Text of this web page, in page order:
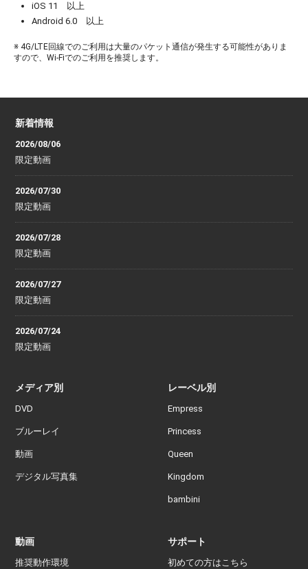
iOS 11 以上
Android 6.0 以上
※ 4G/LTE回線でのご利用は大量のパケット通信が発生する可能性がありま
すので、Wi-Fiでのご利用を推奨します。
新着情報
2026/08/06
限定動画
2026/07/30
限定動画
2026/07/28
限定動画
2026/07/27
限定動画
2026/07/24
限定動画
メディア別
DVD
ブルーレイ
動画
デジタル写真集
レーベル別
Empress
Princess
Queen
Kingdom
bambini
動画
推奨動作環境
サポート
初めての方はこちら